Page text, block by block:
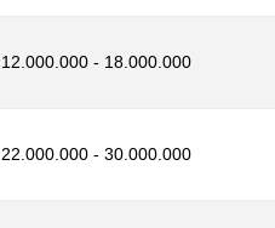
12.000.000 - 18.000.000
22.000.000 - 30.000.000